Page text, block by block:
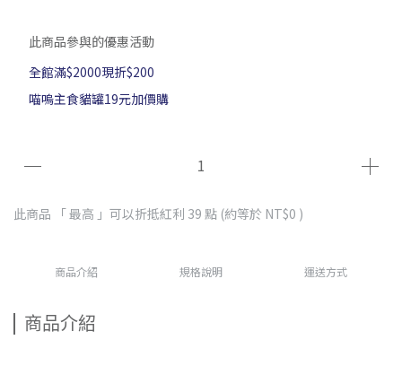
此商品參與的優惠活動
全館滿$2000現折$200
喵嗚主食貓罐19元加價購
此商品 「 最高 」可以折抵紅利 39 點 (約等於 NT$0 )
商品介紹 規格說明 運送方式
商品介紹